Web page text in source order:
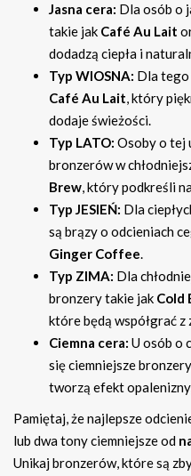
Jasna cera: Dla osób o
takie jak Café Au Lait
dodadzą ciepła i
Typ WIOSNA: Dla tego
Café Au Lait, który
dodaje świeżości.
Typ LATO: Osoby o tej
bronzerów w
Brew, który podkreśli
Typ JESIEŃ: Dla
są brązy o odcieniach
Ginger Coffee.
Typ ZIMA: Dla
bronzery takie jak Cold
które będą współgrać z
Ciemna cera: U osób o
się ciemniejsze
tworzą efekt
Pamiętaj, że najlepsze
lub dwa tony ciemniejsze od
Unikaj bronzerów, które są